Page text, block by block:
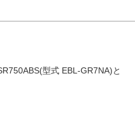
型式 EBL-GR7NA)と